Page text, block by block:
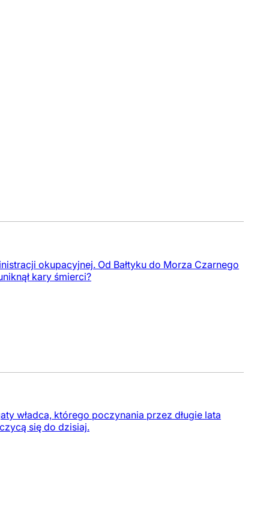
okupacyjnej. Od Bałtyku do Morza Czarnego
kary śmierci?
władca, którego poczynania przez długie lata
się do dzisiaj.